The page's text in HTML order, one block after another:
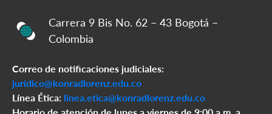
Carrera 9 Bis No. 62 – 43 Bogotá –
Colombia
Correo de notificaciones judiciales:
juridico@konradlorenz.edu.co
Línea Ética: linea.etica@konradlorenz.edu.co